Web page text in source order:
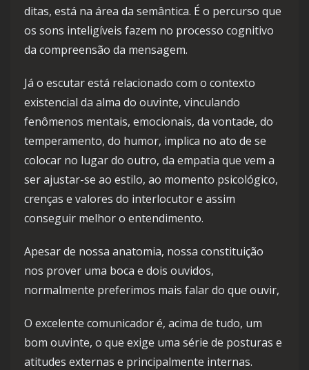
ditas, está na área da semântica. É o percurso que
os sons inteligíveis fazem no processo cognitivo
da compreensão da mensagem.
Já o escutar está relacionado com o contexto
existencial da alma do ouvinte, vinculando
fenômenos mentais, emocionais, da vontade, do
temperamento, do humor, implica no ato de se
colocar no lugar do outro, da empatia que vem a
ser ajustar-se ao estilo, ao momento psicológico,
crenças e valores do interlocutor e assim
conseguir melhor o entendimento.
Apesar de nossa anatomia, nossa constituição
nos prover uma boca e dois ouvidos,
normalmente preferimos mais falar do que ouvir,
O excelente comunicador é, acima de tudo, um
bom ouvinte, o que exige uma série de posturas e
atitudes externas e principalmente internas.